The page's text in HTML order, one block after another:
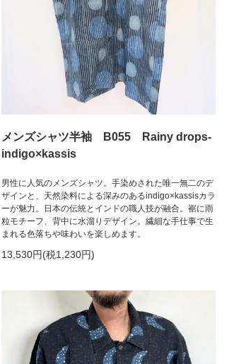
メンズシャツ半袖 B055 Rainy drops-
indigo×kassis
男性に人気のメンズシャツ。手染めされた唯一無二のデ
ザインと、天然染料による深みのあるindigo×kassisカラ
ーが魅力。日本の伝統とインドの職人技が融合。裾に雨
粒モチーフ、背中に水溜りデザイン。繊細な手仕事で生
まれる色落ちや味わいを楽しめます。
13,530円(税1,230円)